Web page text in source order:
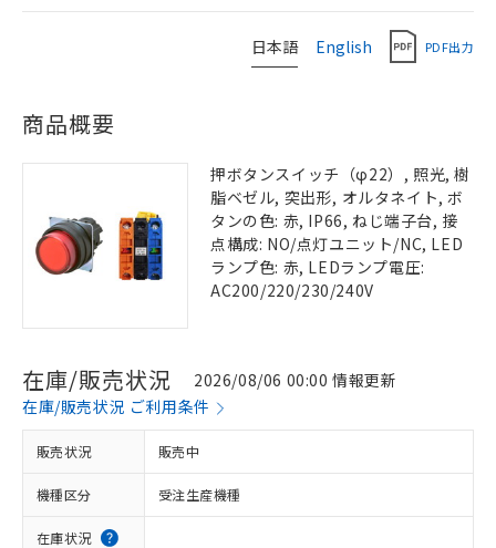
日本語 English PDF出力
商品概要
押ボタンスイッチ（φ22）, 照光, 樹
脂ベゼル, 突出形, オルタネイト, ボ
タンの色: 赤, IP66, ねじ端子台, 接
点構成: NO/点灯ユニット/NC, LED
ランプ色: 赤, LEDランプ電圧:
AC200/220/230/240V
在庫/販売状況
2026/08/06 00:00 情報更新
在庫/販売状況 ご利用条件
販売状況 販売中
機種区分 受注生産機種
在庫状況